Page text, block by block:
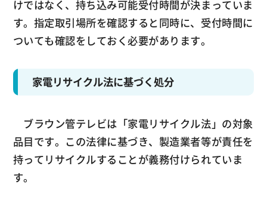
けではなく、持ち込み可能受付時間が決まっていま
す。指定取引場所を確認すると同時に、受付時間に
ついても確認をしておく必要があります。
家電リサイクル法に基づく処分
ブラウン管テレビは「家電リサイクル法」の対象
品目です。この法律に基づき、製造業者等が責任を
持ってリサイクルすることが義務付けられていま
す。